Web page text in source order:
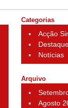
Categorias
Acção
Notícias
Arquivo
Agosto